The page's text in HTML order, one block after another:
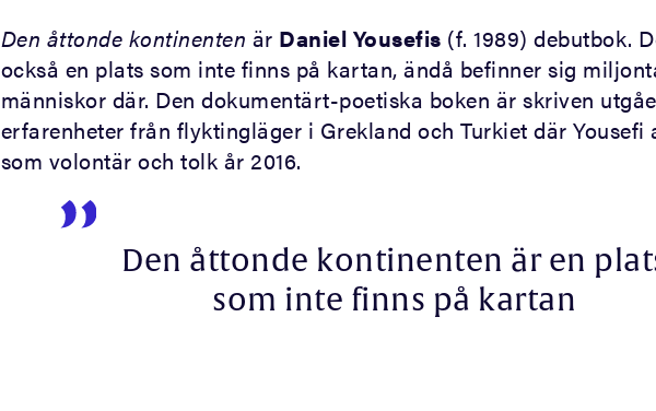
Den åttonde kontinenten är Daniel Yousefis (f. 1989) debutbok.
också en plats som inte finns på kartan, ändå befinner sig
människor där. Den dokumentärt-poetiska boken är skriven
erfarenheter från flyktingläger i Grekland och Turkiet där Yousefi
som volontär och tolk år 2016.
Den åttonde kontinenten är en
som inte finns på kartan